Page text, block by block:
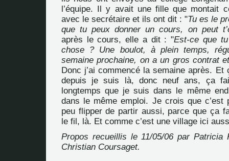
l’équipe. Il y avait une fille que montait
avec le secrétaire et ils ont dit : "Tu es le
que tu peux donner un cours, on peut
après le cours, elle a dit : "Est-ce que
chose ? Une boulot, à plein temps,
semaine prochaine, on a un gros contrat
Donc j’ai commencé la semaine après. Et
depuis je suis là, donc neuf ans, ça
longtemps que je suis dans le même
dans le même emploi. Je crois que
peu flipper de partir aussi, parce que ça
le fil, là. Et comme c’est une village ici
Propos recueillis le 11/05/06 par Patricia
Christian Coursaget.